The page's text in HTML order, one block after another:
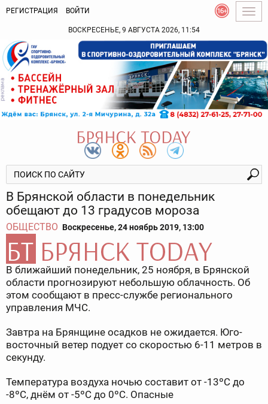
РЕГИСТРАЦИЯ ВОЙТИ
ВОСКРЕСЕНЬЕ, 9 АВГУСТА 2026, 11:54
В Брянской области в понедельник
обещают до 13 градусов мороза
ОБЩЕСТВО Воскресенье, 24 ноябрь 2019, 13:00
В ближайший понедельник, 25 ноября, в Брянской
области прогнозируют небольшую облачность. Об
этом сообщают в пресс-службе регионального
управления МЧС.
Завтра на Брянщине осадков не ожидается. Юго-
восточный ветер подует со скоростью 6-11 метров в
секунду.
Температура воздуха ночью составит от -13ºC до
-8ºC, днём от -5ºC до 0ºC. Опасные